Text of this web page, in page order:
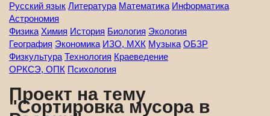
Русский язык Литература Математика Информатика
Астрономия
Физика Химия История Биология Экология
География Экономика ИЗО, МХК Музыка ОБЗР
Физкультура Технология Краеведение
ОРКСЭ, ОПК Психология
Проект на тему
"Сортировка мусора в